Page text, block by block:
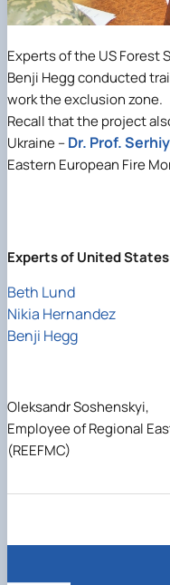
Experts of the US Forest
Benji Hegg conducted
work the exclusion zone.
Recall that the project
Ukraine –Dr. Prof.
Eastern European Fire
Experts of United
Beth Lund
Nikia Hernandez
Benji Hegg
Oleksandr Soshenskyi,
Employee of Regional
(REEFMC)